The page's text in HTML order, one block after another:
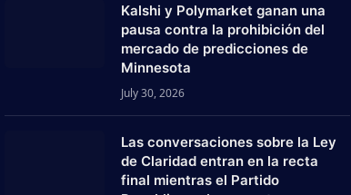
Kalshi y Polymarket ganan una
pausa contra la prohibición del
mercado de predicciones de
Minnesota
July 30, 2026
Las conversaciones sobre la Ley
de Claridad entran en la recta
final mientras el Partido